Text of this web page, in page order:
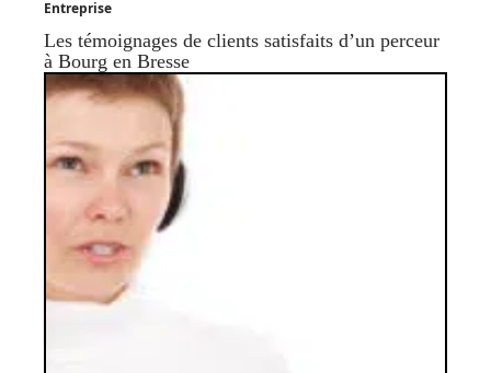
Entreprise
Les témoignages de clients satisfaits d’un perceur
à Bourg en Bresse